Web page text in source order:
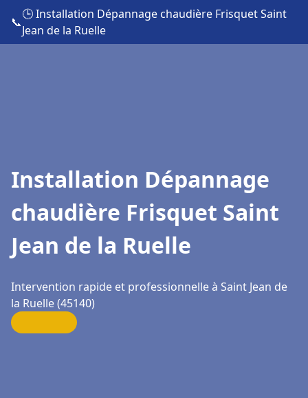
📞
🕒 Installation Dépannage chaudière Frisquet Saint
Jean de la Ruelle
Installation Dépannage
chaudière Frisquet Saint
Jean de la Ruelle
Intervention rapide et professionnelle à Saint Jean de
la Ruelle (45140)